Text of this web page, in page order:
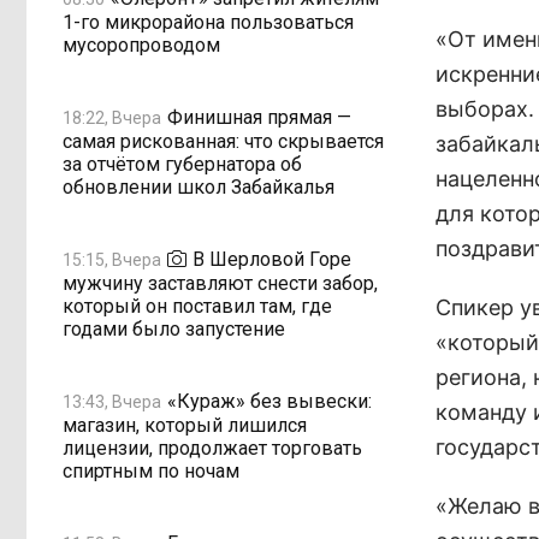
1-го микрорайона пользоваться
мусоропроводом
18:22, Вчера Финишная прямая —
самая рискованная: что скрывается
за отчётом губернатора об
обновлении школ Забайкалья
15:15, Вчера
В Шерловой Горе
мужчину заставляют снести забор,
который он поставил там, где
годами было запустение
13:43, Вчера «Кураж» без вывески:
магазин, который лишился
лицензии, продолжает торговать
спиртным по ночам
«От
для
Спикер
региона,
команду
«Желаю